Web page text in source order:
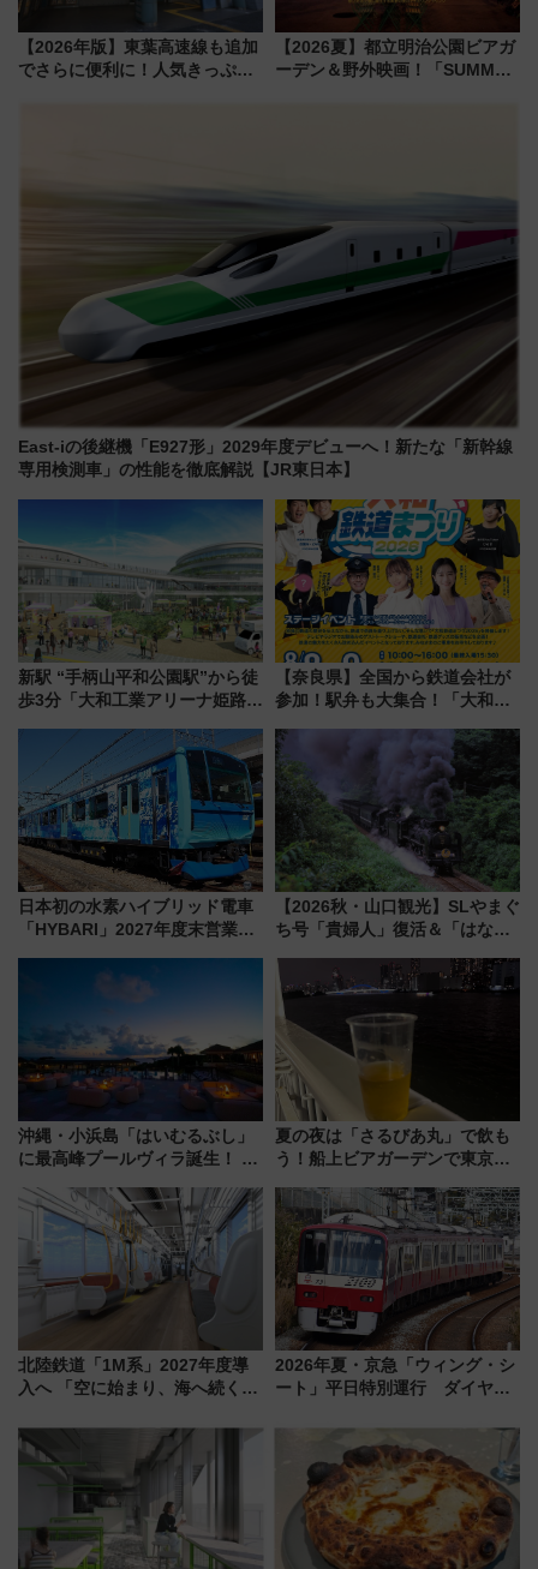
【2026年版】東葉高速線も追加
でさらに便利に！人気きっぷ
【2026夏】都立明治公園ビアガ
ーデン＆野外映画！「SUMMER
East-iの後継機「E927形」2029年度デビューへ！新たな「新幹線
専用検測車」の性能を徹底解説【JR東日本】
新駅 “手柄山平和公園駅”から徒
歩3分「大和工業アリーナ姫路」
大相撲巡業など 豪華イベントと
アクセス
【奈良県】全国から鉄道会社が
参加！駅弁も大集合！「大和鉄
に開催決定
日本初の水素ハイブリッド電車
「HYBARI」2027年度末営業運
で水素利活用が加速
【2026秋・山口観光】SLやまぐ
ち号「貴婦人」復活＆「はなあ
注目観光列車まとめ きっぷの取
り方は？
沖縄・小浜島「はいむるぶし」
に最高峰プールヴィラ誕生！ 石
美旅「何もしない贅沢」を体験
してみない？
夏の夜は「さるびあ丸」で飲も
う！船上ビアガーデンで東京湾
杯……工場直送生ビールや島グ
ルメが美味い
北陸鉄道「1M系」2027年度導
入へ 「空に始まり、海へ続く」
神秘的なデザイン
2026年夏・京急「ウィング・シ
ート」平日特別運行 ダイヤ・
三浦海岸を堪能できるお出かけ
プランもご紹介